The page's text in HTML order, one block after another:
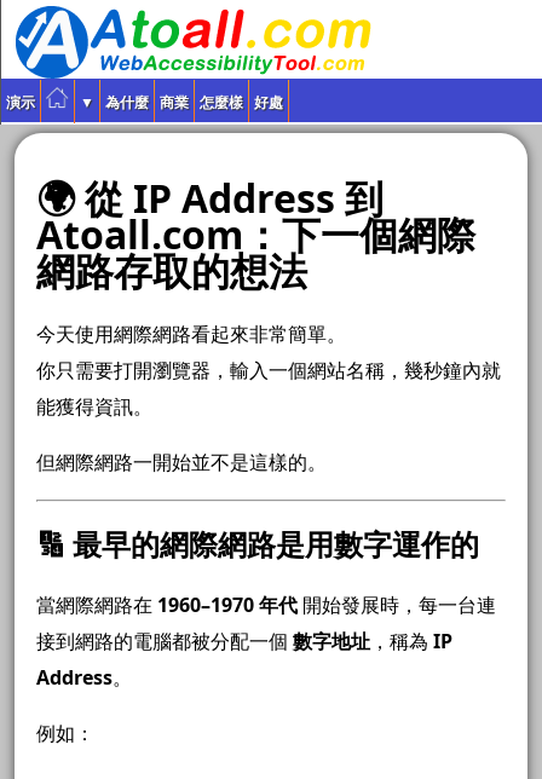
演示 ▼ 為什麼 商業 怎麼樣 好處
🌍 從 IP Address 到
Atoall.com：下一個網際
網路存取的想法
今天使用網際網路看起來非常簡單。
你只需要打開瀏覽器，輸入一個網站名稱，幾秒鐘內就
能獲得資訊。
但網際網路一開始並不是這樣的。
🔢 最早的網際網路是用數字運作的
當網際網路在 1960–1970 年代 開始發展時，每一台連
接到網路的電腦都被分配一個 數字地址 ，稱為 IP
Address。
例如：